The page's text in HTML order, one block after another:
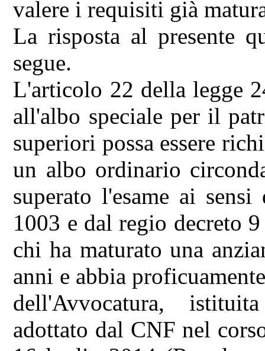
valere i requisiti già
La risposta al presente
segue.
L'articolo 22 della legge
all'albo speciale per il
superiori possa essere
un albo ordinario
superato l'esame ai
1003 e dal regio decreto
chi ha maturato una
anni e abbia
dell'Avvocatura,
adottato dal CNF nel